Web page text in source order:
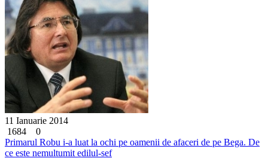
11 Ianuarie 2014
1684
0
Primarul Robu i-a luat la ochi pe oamenii de afaceri de pe Bega. De
ce este nemultumit edilul-sef